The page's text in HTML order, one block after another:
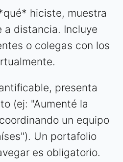
hiciste, muestra
distancia. Incluye
o colegas con los
presenta
(ej: "Aumenté la
un equipo
Un portafolio
es obligatorio.